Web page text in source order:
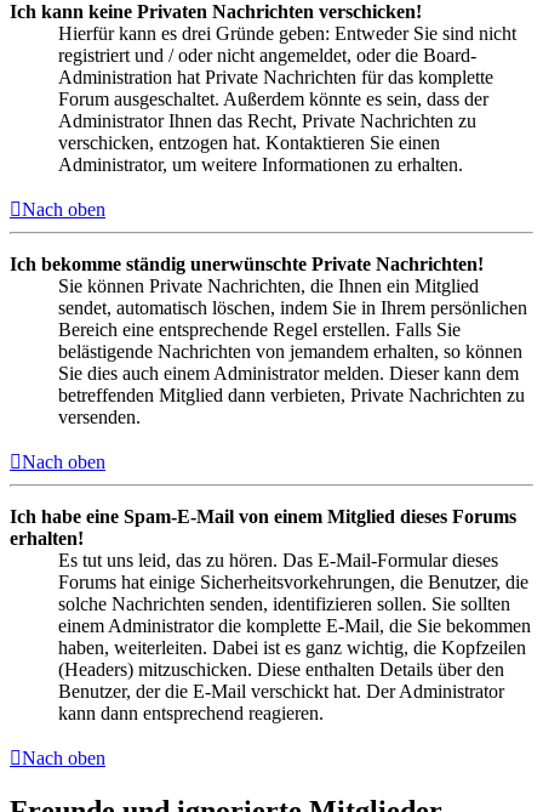
Ich kann keine Privaten Nachrichten verschicken!
Hierfür kann es drei Gründe geben: Entweder Sie sind nicht
registriert und / oder nicht angemeldet, oder die Board-
Administration hat Private Nachrichten für das komplette
Forum ausgeschaltet. Außerdem könnte es sein, dass der
Administrator Ihnen das Recht, Private Nachrichten zu
verschicken, entzogen hat. Kontaktieren Sie einen
Administrator, um weitere Informationen zu erhalten.
Nach oben
Ich bekomme ständig unerwünschte Private Nachrichten!
Sie können Private Nachrichten, die Ihnen ein Mitglied
sendet, automatisch löschen, indem Sie in Ihrem persönlichen
Bereich eine entsprechende Regel erstellen. Falls Sie
belästigende Nachrichten von jemandem erhalten, so können
Sie dies auch einem Administrator melden. Dieser kann dem
betreffenden Mitglied dann verbieten, Private Nachrichten zu
versenden.
Nach oben
Ich habe eine Spam-E-Mail von einem Mitglied dieses Forums
erhalten!
Es tut uns leid, das zu hören. Das E-Mail-Formular dieses
Forums hat einige Sicherheitsvorkehrungen, die Benutzer, die
solche Nachrichten senden, identifizieren sollen. Sie sollten
einem Administrator die komplette E-Mail, die Sie bekommen
haben, weiterleiten. Dabei ist es ganz wichtig, die Kopfzeilen
(Headers) mitzuschicken. Diese enthalten Details über den
Benutzer, der die E-Mail verschickt hat. Der Administrator
kann dann entsprechend reagieren.
Nach oben